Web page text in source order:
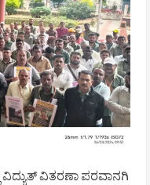
ವಿತರಣಾ ಪರವಾನಗಿ